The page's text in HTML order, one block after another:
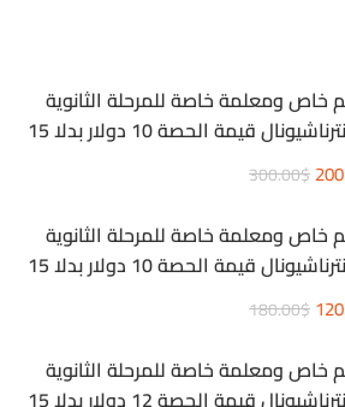
خاص ومعلمة خاصة للمرحلة الثانوية
والانترناشيونال قيمة الحصة 10 دولار بدلا 15
300.00$
خاص ومعلمة خاصة للمرحلة الثانوية
والانترناشيونال قيمة الحصة 10 دولار بدلا 15
180.00$
خاص ومعلمة خاصة للمرحلة الثانوية
والانترناشيونال قيمة الحصة 12 دولار بدلا 15